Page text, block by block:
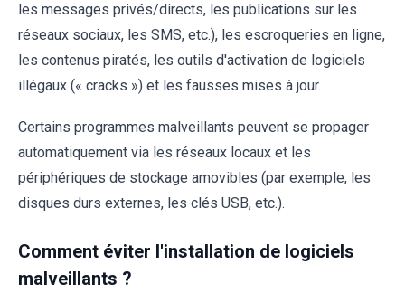
les messages privés/directs, les publications sur les
réseaux sociaux, les SMS, etc.), les escroqueries en ligne,
les contenus piratés, les outils d'activation de logiciels
illégaux (« cracks ») et les fausses mises à jour.
Certains programmes malveillants peuvent se propager
automatiquement via les réseaux locaux et les
périphériques de stockage amovibles (par exemple, les
disques durs externes, les clés USB, etc.).
Comment éviter l'installation de logiciels
malveillants ?